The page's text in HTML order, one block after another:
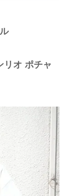
リオ ポチャ